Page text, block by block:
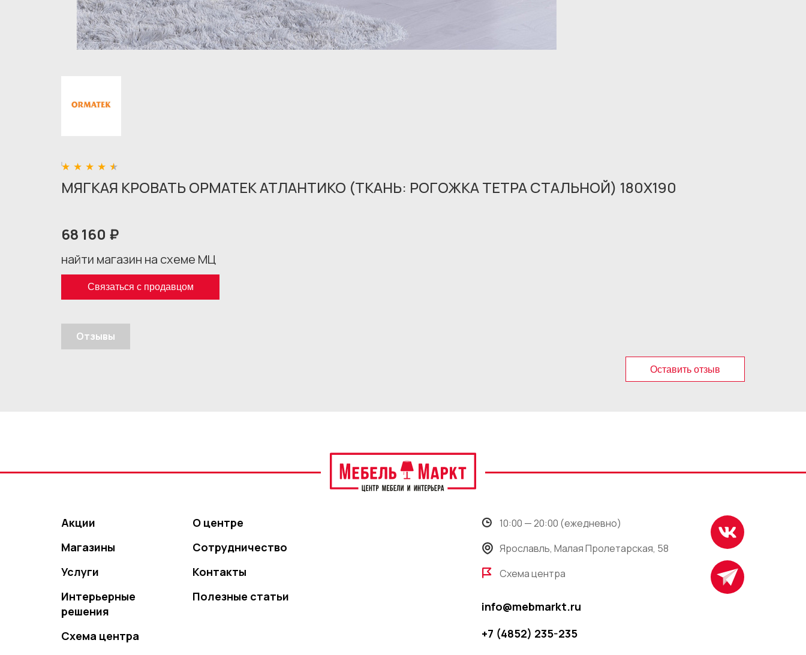
МЯГКАЯ КРОВАТЬ ОРМАТЕК АТЛАНТИКО (ТКАНЬ: РОГОЖКА ТЕТРА СТАЛЬНОЙ) 180X190
68 160 ₽
найти магазин на схеме МЦ
Связаться с продавцом
Отзывы
Оставить отзыв
Акции
Магазины
Услуги
Интерьерные
решения
Схема центра
О центре
Сотрудничество
Контакты
Полезные статьи
10:00 — 20:00 (ежедневно)
Ярославль, Малая Пролетарская, 58
Схема центра
info@mebmarkt.ru
+7 (4852) 235-235